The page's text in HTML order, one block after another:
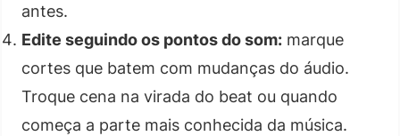
antes.
Edite seguindo os pontos do som: marque
cortes que batem com mudanças do áudio.
Troque cena na virada do beat ou quando
começa a parte mais conhecida da música.